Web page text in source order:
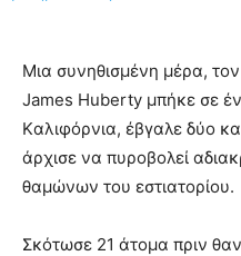
Mια συνηθισμένη μέρα,
James Huberty μπήκε σε
Kαλιφόρνια, έβγαλε δύο
άρχισε να πυροβολεί
θαμώνων του εστιατορίου.
Σκότωσε 21 άτομα πριν